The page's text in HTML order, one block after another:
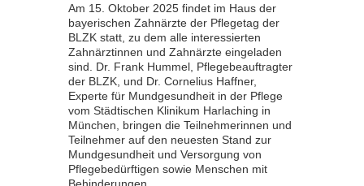
Am 15. Oktober 2025 findet im Haus der
bayerischen Zahnärzte der Pflegetag der
BLZK statt, zu dem alle interessierten
Zahnärztinnen und Zahnärzte eingeladen
sind. Dr. Frank Hummel, Pflegebeauftragter
der BLZK, und Dr. Cornelius Haffner,
Experte für Mundgesundheit in der Pflege
vom Städtischen Klinikum Harlaching in
München, bringen die Teilnehmerinnen und
Teilnehmer auf den neuesten Stand zur
Mundgesundheit und Versorgung von
Pflegebedürftigen sowie Menschen mit
Behinderungen.